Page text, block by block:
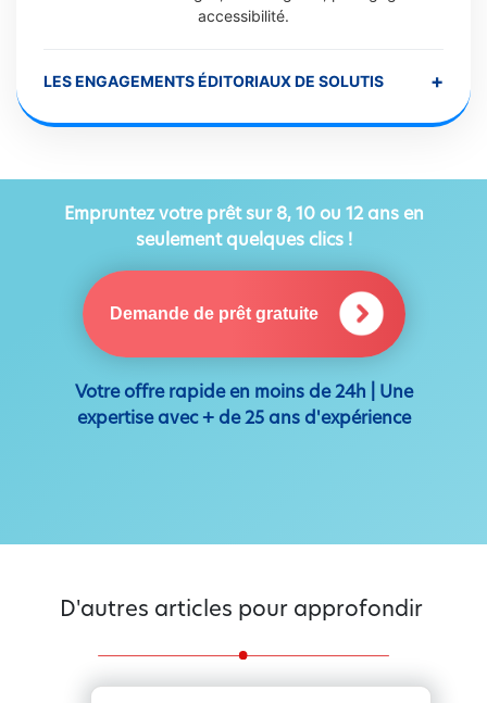
accessibilité.
LES ENGAGEMENTS ÉDITORIAUX DE SOLUTIS +
Empruntez votre prêt sur 8, 10 ou 12 ans en
seulement quelques clics !
Demande de prêt gratuite
Votre offre rapide en moins de 24h | Une
expertise avec + de 25 ans d'expérience
D'autres articles pour approfondir